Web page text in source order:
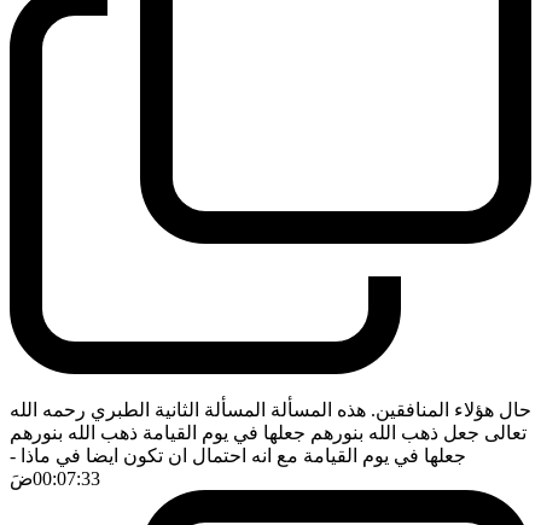
حال هؤلاء المنافقين. هذه المسألة المسألة الثانية الطبري رحمه الله
تعالى جعل ذهب الله بنورهم جعلها في يوم القيامة ذهب الله بنورهم
جعلها في يوم القيامة مع انه احتمال ان تكون ايضا في ماذا -
00:07:33ضَ